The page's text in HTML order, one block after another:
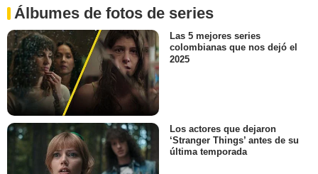
Álbumes de fotos de series
Las 5 mejores series
colombianas que nos dejó el
2025
Los actores que dejaron
‘Stranger Things’ antes de su
última temporada